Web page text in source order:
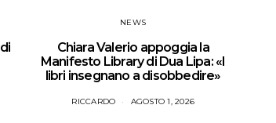
NEWS
Chiara Valerio appoggia la
Manifesto Library di Dua Lipa: «I
libri insegnano a disobbedire»
RICCARDO AGOSTO 1, 2026